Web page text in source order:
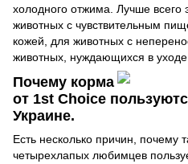
холодного отжима. Лучше всего
животных с чувствительным
кожей, для животных с
животных, нуждающихся в
Почему корма
от 1st Choice
Украине.
Есть несколько причин, почему
четырехлапых любимцев